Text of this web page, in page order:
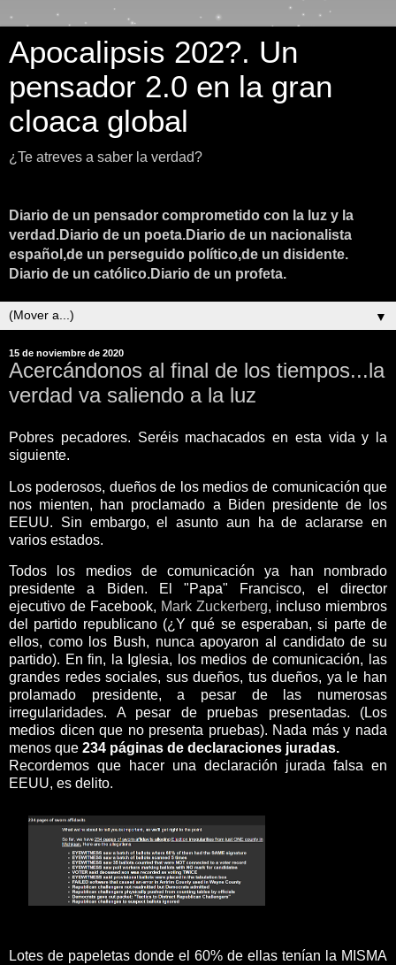
Apocalipsis 202?. Un
pensador 2.0 en la gran
cloaca global
¿Te atreves a saber la verdad?
Diario de un pensador comprometido con la luz y la
verdad.Diario de un poeta.Diario de un nacionalista
español,de un perseguido político,de un disidente.
Diario de un católico.Diario de un profeta.
▼
15 de noviembre de 2020
Acercándonos al final de los tiempos...la
verdad va saliendo a la luz
Pobres pecadores. Seréis machacados en esta vida y la
siguiente.
Los poderosos, dueños de los medios de comunicación que
nos mienten, han proclamado a Biden presidente de los
EEUU. Sin embargo, el asunto aun ha de aclararse en
varios estados.
Todos los medios de comunicación ya han nombrado
presidente a Biden. El "Papa" Francisco, el director
ejecutivo de Facebook, Mark Zuckerberg, incluso miembros
del partido republicano (¿Y qué se esperaban, si parte de
ellos, como los Bush, nunca apoyaron al candidato de su
partido). En fin, la Iglesia, los medios de comunicación, las
grandes redes sociales, sus dueños, tus dueños, ya le han
prolamado presidente, a pesar de las numerosas
irregularidades. A pesar de pruebas presentadas. (Los
medios dicen que no presenta pruebas). Nada más y nada
menos que 234 páginas de declaraciones juradas.
Recordemos que hacer una declaración jurada falsa en
EEUU, es delito.
Lotes de papeletas donde el 60% de ellas tenían la MISMA